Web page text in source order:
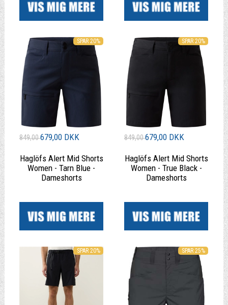
SPAR 20%
849,00679,00 DKK
Haglöfs Alert Mid Shorts
Women - Tarn Blue -
Dameshorts
SPAR 20%
849,00679,00 DKK
Haglöfs Alert Mid Shorts
Women - True Black -
Dameshorts
SPAR 20% SPAR 25%